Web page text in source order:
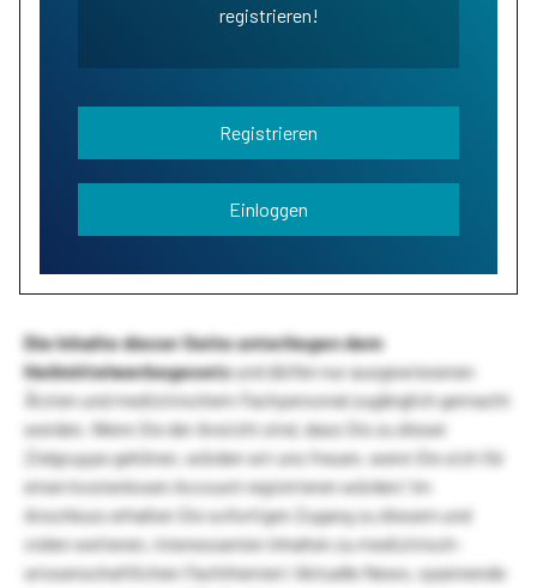
registrieren!
Registrieren
Einloggen
Die Inhalte dieser Seite unterliegen dem
Heilmittelwerbegesetzund dürfen nur ausgewiesenen
Ärzten und medizinischem Fachpersonal zugänglich gemacht
werden. Wenn Sie der Ansicht sind, dass Sie zu dieser
Zielgruppe gehören, würden wir uns freuen, wenn Sie sich für
einen kostenlosen Account registrieren würden! Im
Anschluss erhalten Sie sofortigen Zugang zu diesem und
vielen weiteren, interessanten Inhalten zu medizinisch-
wissenschaftlichen Fachthemen! Aktuelle News, spannende